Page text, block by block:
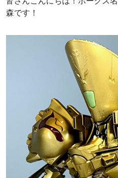
森です！